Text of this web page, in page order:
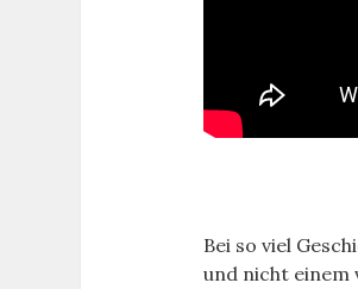
Bei so viel
und nicht einem